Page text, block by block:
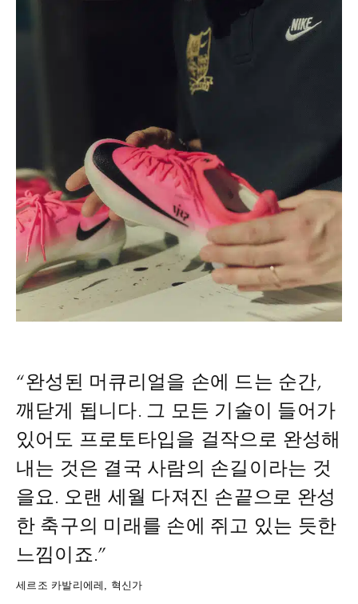
“완성된 머큐리얼을 손에 드는 순간,
깨닫게 됩니다. 그 모든 기술이 들어가
있어도 프로토타입을 걸작으로 완성해
내는 것은 결국 사람의 손길이라는 것
을요. 오랜 세월 다져진 손끝으로 완성
한 축구의 미래를 손에 쥐고 있는 듯한
느낌이죠.”
세르조 카발리에레, 혁신가